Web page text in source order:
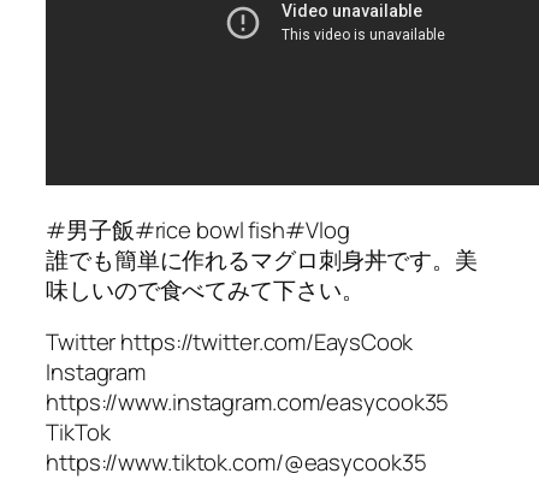
#男子飯#rice bowl fish#Vlog
誰でも簡単に作れるマグロ刺身丼です。美
味しいので食べてみて下さい。
Twitter https://twitter.com/EaysCook
Instagram
https://www.instagram.com/easycook35
TikTok
https://www.tiktok.com/@easycook35